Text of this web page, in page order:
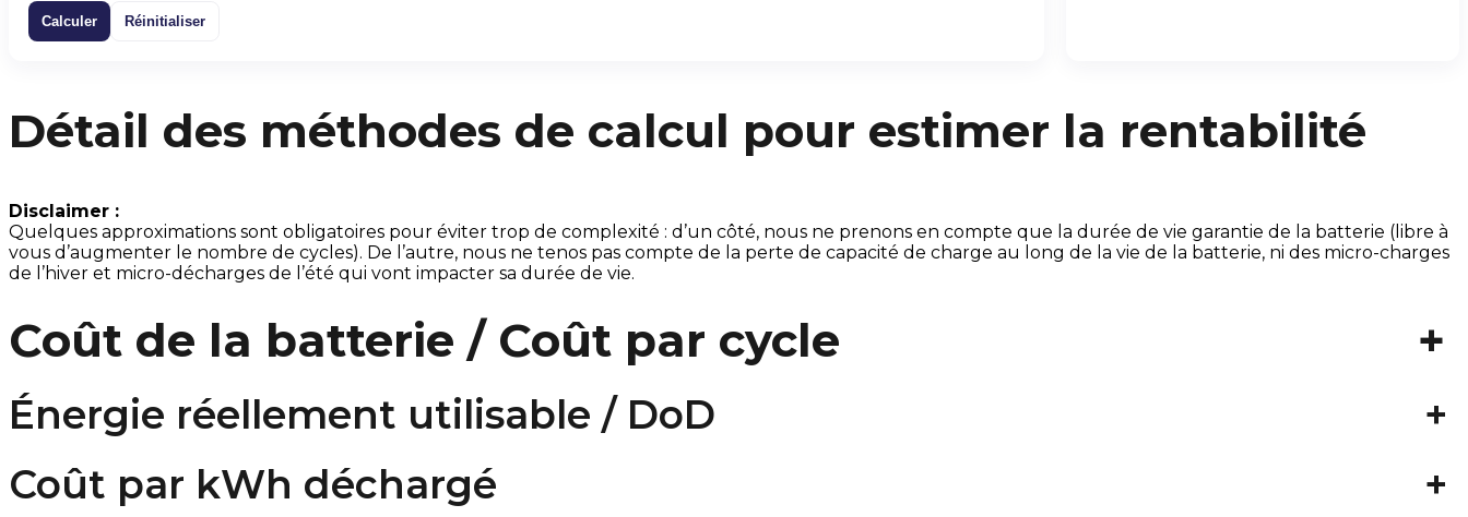
Calculer Réinitialiser
Détail des méthodes de calcul pour estimer la rentabilité
Disclaimer :
Quelques approximations sont obligatoires pour éviter trop de complexité : d’un côté, nous ne prenons en compte que la durée de vie garantie de la batterie (libre à
vous d’augmenter le nombre de cycles). De l’autre, nous ne tenos pas compte de la perte de capacité de charge au long de la vie de la batterie, ni des micro-charges
de l’hiver et micro-décharges de l’été qui vont impacter sa durée de vie.
Coût de la batterie / Coût par cycle +
Énergie réellement utilisable / DoD
+
Coût par kWh déchargé
+